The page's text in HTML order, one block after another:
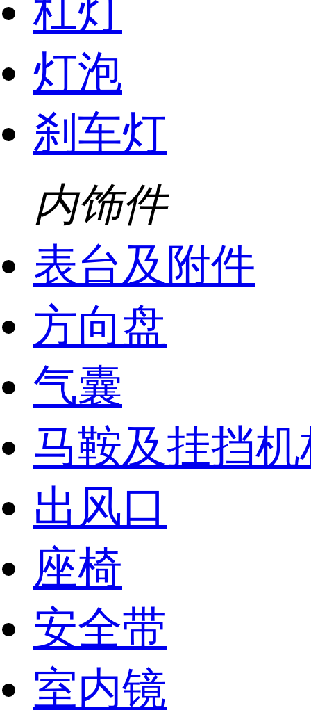
杠灯
灯泡
刹车灯
内饰件
表台及附件
方向盘
气囊
马鞍及挂挡机
出风口
座椅
安全带
室内镜